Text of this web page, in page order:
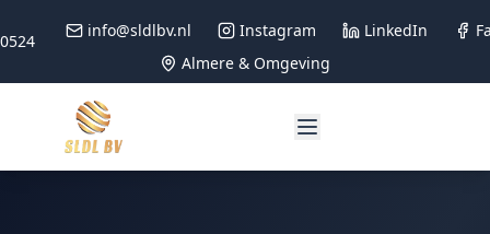
info@sldlbv.nl Instagram LinkedIn
Almere & Omgeving